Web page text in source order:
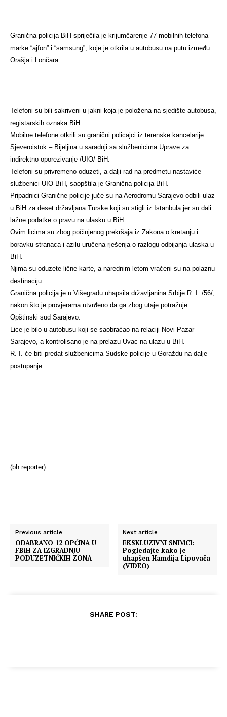
Granična policija BiH spriječila je krijumčarenje 77 mobilnih telefona
marke “ajfon” i “samsung”, koje je otkrila u autobusu na putu između
Orašja i Lončara.
Telefoni su bili sakriveni u jakni koja je položena na sjedište autobusa,
registarskih oznaka BiH.
Mobilne telefone otkrili su granični policajci iz terenske kancelarije
Sjeveroistok – Bijeljina u saradnji sa službenicima Uprave za
indirektno oporezivanje /UIO/ BiH.
Telefoni su privremeno oduzeti, a dalji rad na predmetu nastaviće
službenici UIO BiH, saopštila je Granična policija BiH.
Pripadnici Granične policije juče su na Aerodromu Sarajevo odbili ulaz
u BiH za deset državljana Turske koji su stigli iz Istanbula jer su dali
lažne podatke o pravu na ulasku u BiH.
Ovim licima su zbog počinjenog prekršaja iz Zakona o kretanju i
boravku stranaca i azilu uručena rješenja o razlogu odbijanja ulaska u
BiH.
Njima su oduzete lične karte, a narednim letom vraćeni su na polaznu
destinaciju.
Granična policija je u Višegradu uhapsila državljanina Srbije R. I. /56/,
nakon što je provjerama utvrđeno da ga zbog utaje potražuje
Opštinski sud Sarajevo.
Lice je bilo u autobusu koji se saobraćao na relaciji Novi Pazar –
Sarajevo, a kontrolisano je na prelazu Uvac na ulazu u BiH.
R. I. će biti predat službenicima Sudske policije u Goraždu na dalje
postupanje.
(bh reporter)
Previous article
ODABRANO 12 OPĆINA U
FBiH ZA IZGRADNJU
PODUZETNIČKIH ZONA
Next article
EKSKLUZIVNI SNIMCI:
Pogledajte kako je
uhapšen Hamdija Lipovača
(VIDEO)
SHARE POST: